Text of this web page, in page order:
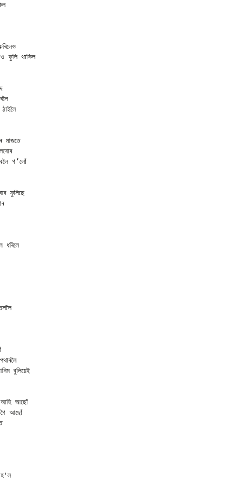
ফুলি থাকিল
মাজতে
গ’লোঁ
ফুলিছে
ধৰিলে
বুলিয়েই
আহি আছোঁ
গৈ আছোঁ
হ'ল